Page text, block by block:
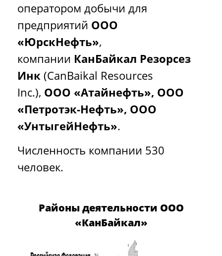
оператором добычи для
предприятий ООО
«ЮрскНефть»,
компании КанБайкал Резорсез
Инк (CanBaikal Resources
Inc.), ООО «Атайнефть», ООО
«Петротэк-Нефть», ООО
«УнтыгейНефть».
Численность компании 530
человек.
Районы деятельности ООО
«КанБайкал»